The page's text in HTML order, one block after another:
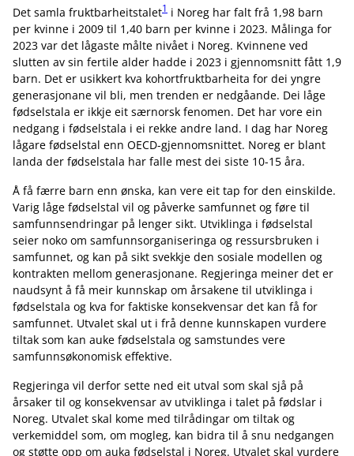
Det samla fruktbarheitstalet1 i Noreg har falt frå 1,98 barn
per kvinne i 2009 til 1,40 barn per kvinne i 2023. Målinga for
2023 var det lågaste målte nivået i Noreg. Kvinnene ved
slutten av sin fertile alder hadde i 2023 i gjennomsnitt fått 1,9
barn. Det er usikkert kva kohortfruktbarheita for dei yngre
generasjonane vil bli, men trenden er nedgåande. Dei låge
fødselstala er ikkje eit særnorsk fenomen. Det har vore ein
nedgang i fødselstala i ei rekke andre land. I dag har Noreg
lågare fødselstal enn OECD-gjennomsnittet. Noreg er blant
landa der fødselstala har falle mest dei siste 10-15 åra.
Å få færre barn enn ønska, kan vere eit tap for den einskilde.
Varig låge fødselstal vil og påverke samfunnet og føre til
samfunnsendringar på lenger sikt. Utviklinga i fødselstal
seier noko om samfunnsorganiseringa og ressursbruken i
samfunnet, og kan på sikt svekkje den sosiale modellen og
kontrakten mellom generasjonane. Regjeringa meiner det er
naudsynt å få meir kunnskap om årsakene til utviklinga i
fødselstala og kva for faktiske konsekvensar det kan få for
samfunnet. Utvalet skal ut i frå denne kunnskapen vurdere
tiltak som kan auke fødselstala og samstundes vere
samfunnsøkonomisk effektive.
Regjeringa vil derfor sette ned eit utval som skal sjå på
årsaker til og konsekvensar av utviklinga i talet på fødslar i
Noreg. Utvalet skal kome med tilrådingar om tiltak og
verkemiddel som, om mogleg, kan bidra til å snu nedgangen
og støtte opp om auka fødselstal i Noreg. Utvalet skal vurdere